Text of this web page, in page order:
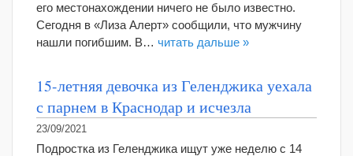
его местонахождении ничего не было известно.
Сегодня в «Лиза Алерт» сообщили, что мужчину
нашли погибшим. В… читать дальше »
15-летняя девочка из Геленджика уехала
с парнем в Краснодар и исчезла
23/09/2021
Подростка из Геленджика ищут уже неделю с 14